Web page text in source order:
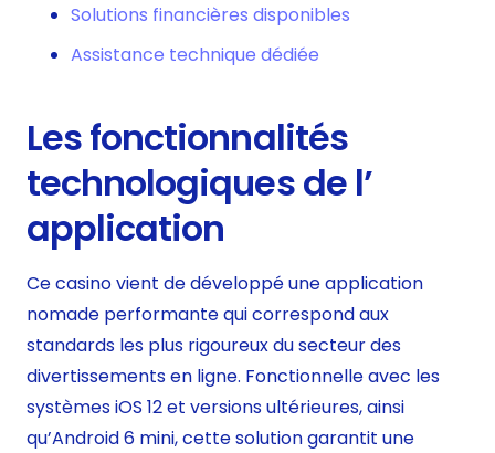
Solutions financières disponibles
Assistance technique dédiée
Les fonctionnalités
technologiques de l’
application
Ce casino vient de développé une application
nomade performante qui correspond aux
standards les plus rigoureux du secteur des
divertissements en ligne. Fonctionnelle avec les
systèmes iOS 12 et versions ultérieures, ainsi
qu’Android 6 mini, cette solution garantit une